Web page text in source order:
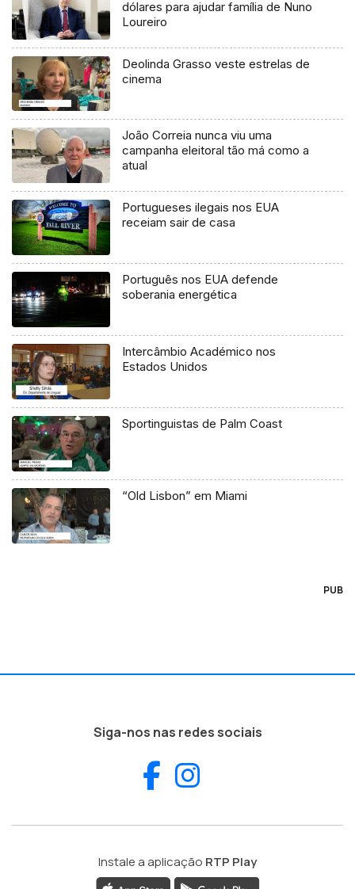
dólares para ajudar família de Nuno
Loureiro
Deolinda Grasso veste estrelas de
cinema
João Correia nunca viu uma
campanha eleitoral tão má como a
atual
Portugueses ilegais nos EUA
receiam sair de casa
Português nos EUA defende
soberania energética
Intercâmbio Académico nos
Estados Unidos
Sportinguistas de Palm Coast
“Old Lisbon” em Miami
PUB
Siga-nos nas redes sociais
Facebook
Instale a aplicação RTP Play